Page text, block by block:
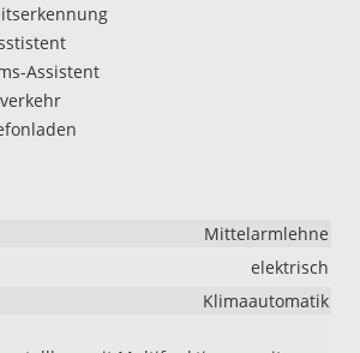
Assistent
Mittelarmlehne
elektrisch
Klimaautomatik